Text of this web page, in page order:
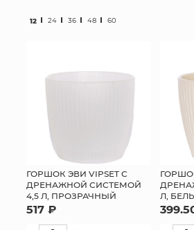
ИСКУССТВЕННЫЕ
ПАКЕТЫ И СУМКИ
ТОРГОВЫЙ ЦЕНТР
12 24 36 48 60
ГОРШОК ЭВИ VIPSET С
ДРЕНАЖНОЙ СИСТЕМОЙ
4,5 Л, ПРОЗРАЧНЫЙ
517 ₽
Л,